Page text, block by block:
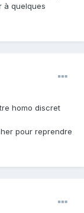
à quelques
homo discret
pour reprendre